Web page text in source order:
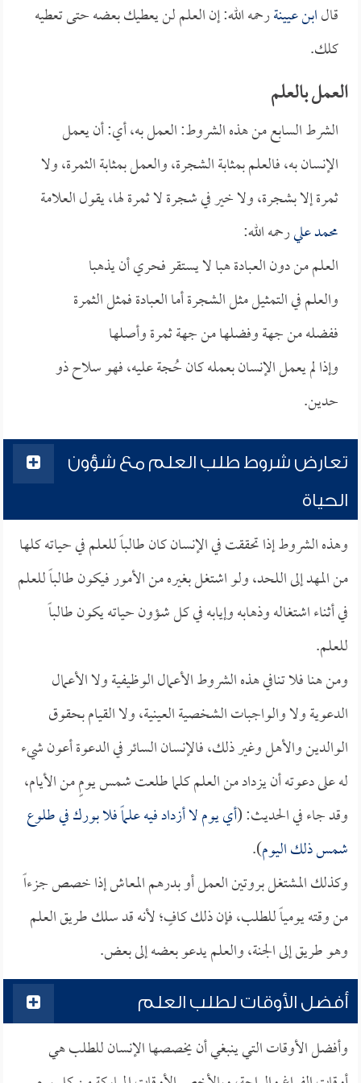
قالابن عيينةرحمه الله: إن العلم لن يعطيك بعضه حتى تعطيه
كلك.
العمل بالعلم
الشرط السابع من هذه الشروط: العمل به، أي: أن يعمل
الإنسان به، فالعلم بمثابة الشجرة، والعمل بمثابة الثمرة، ولا
ثمرة إلا بشجرة، ولا خير في شجرة لا ثمرة لها، يقول العلامة
محمد عليرحمه الله:
العلم من دون العبادة هبا لا يستقر فحري أن يذهبا
والعلم في التمثيل مثل الشجرة أما العبادة فمثل الثمرة
ففضله من جهة وفضلها من جهة ثمرة وأصلها
وإذا لم يعمل الإنسان بعمله كان حُجة عليه، فهو سلاح ذو
حدين.
تعارض شروط طلب العلم مع شؤون
الحياة
وهذه الشروط إذا تحققت في الإنسان كان طالباً للعلم في حياته كلها
من المهد إلى اللحد، ولو اشتغل بغيره من الأمور فيكون طالباً للعلم
في أثناء اشتغاله وذهابه وإيابه في كل شؤون حياته يكون طالباً
للعلم.
ومن هنا فلا تنافي هذه الشروط الأعمال الوظيفية ولا الأعمال
الدعوية ولا والواجبات الشخصية العينية، ولا القيام بحقوق
الوالدين والأهل وغير ذلك، فالإنسان السائر في الدعوة أعون شيء
له على دعوته أن يزداد من العلم كلما طلعت شمس يومٍ من الأيام،
وقد جاء في الحديث: (أي يوم لا أزداد فيه علماً فلا بورك في طلوع
شمس ذلك اليوم).
وكذلك المشتغل بروتين العمل أو بدرهم المعاش إذا خصص جزءاً
من وقته يومياً للطلب، فإن ذلك كافٍ؛ لأنه قد سلك طريق العلم
وهو طريق إلى الجنة، والعلم يدعو بعضه إلى بعض.
أفضل الأوقات لطلب العلم
وأفضل الأوقات التي ينبغي أن يخصصها الإنسان للطلب هي